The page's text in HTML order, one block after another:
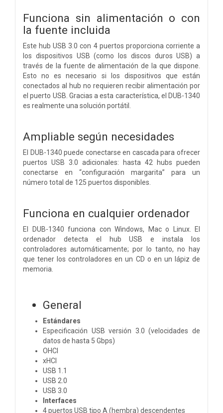
Funciona sin alimentación o con
la fuente incluida
Este hub USB 3.0 con 4 puertos proporciona corriente a
los dispositivos USB (como los discos duros USB) a
través de la fuente de alimentación de la que dispone.
Esto no es necesario si los dispositivos que están
conectados al hub no requieren recibir alimentación por
el puerto USB. Gracias a esta característica, el DUB-1340
es realmente una solución portátil.
Ampliable según necesidades
El DUB-1340 puede conectarse en cascada para ofrecer
puertos USB 3.0 adicionales: hasta 42 hubs pueden
conectarse en “configuración margarita” para un
número total de 125 puertos disponibles.
Funciona en cualquier ordenador
El DUB-1340 funciona con Windows, Mac o Linux. El
ordenador detecta el hub USB e instala los
controladores automáticamente; por lo tanto, no hay
que tener los controladores en un CD o en un lápiz de
memoria.
General
Estándares
Especificación USB versión 3.0 (velocidades de
datos de hasta 5 Gbps)
OHCI
xHCI
USB 1.1
USB 2.0
USB 3.0
Interfaces
4 puertos USB tipo A (hembra) descendentes